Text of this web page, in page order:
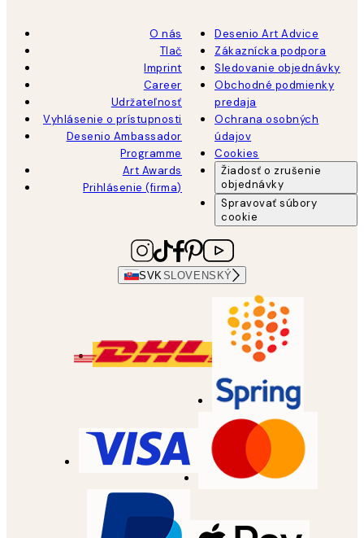
O nás
Tlač
Imprint
Career
Udržateľnosť
Vyhlásenie o prístupnosti
Desenio Ambassador
Programme
Art Awards
Prihlásenie (firma)
Desenio Art Advice
Zákaznícka podpora
Sledovanie objednávky
Obchodné podmienky
predaja
Ochrana osobných
údajov
Cookies
Žiadosť o zrušenie
objednávky
Spravovať súbory
cookie
SVK SLOVENSKÝ